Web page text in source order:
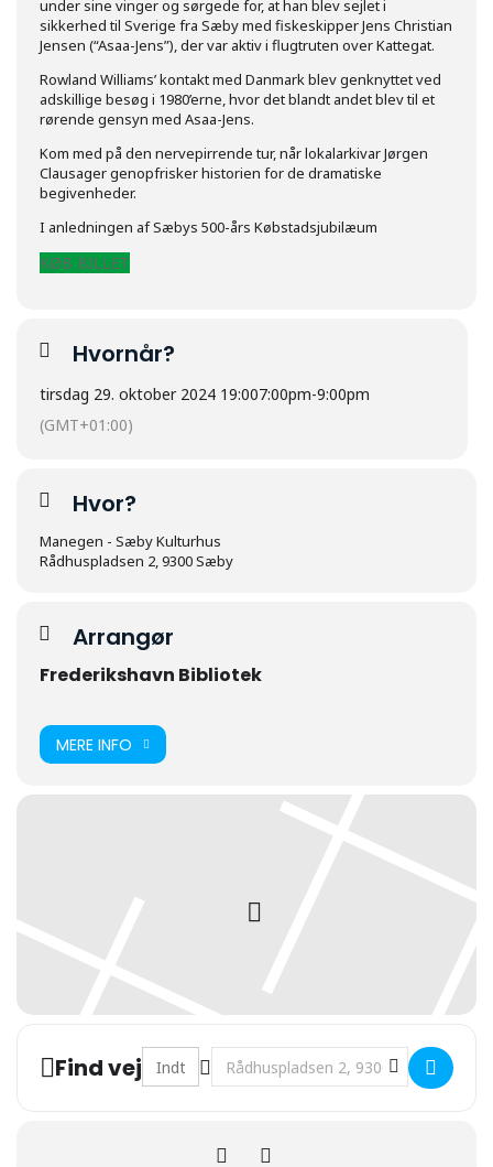
under sine vinger og sørgede for, at han blev sejlet i
sikkerhed til Sverige fra Sæby med fiskeskipper Jens Christian
Jensen (“Asaa-Jens”), der var aktiv i flugtruten over Kattegat.
Rowland Williams’ kontakt med Danmark blev genknyttet ved
adskillige besøg i 1980’erne, hvor det blandt andet blev til et
rørende gensyn med Asaa-Jens.
Kom med på den nervepirrende tur, når lokalarkivar Jørgen
Clausager genopfrisker historien for de dramatiske
begivenheder.
I anledningen af Sæbys 500-års Købstadsjubilæum
KØB BILLET
Hvornår?
tirsdag 29. oktober 2024 19:007:00pm-9:00pm
(GMT+01:00)
Hvor?
Manegen - Sæby Kulturhus
Rådhuspladsen 2, 9300 Sæby
Arrangør
Frederikshavn Bibliotek
MERE INFO
Find vej Address - Pilot Rowland Williams' flugt via
Destination Address - Pilot